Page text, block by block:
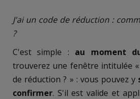
J'ai un code de réduction :
?
C'est simple : au moment
trouverez une fenêtre intitulée «
de réduction ? » : vous pouvez y
confirmer. S'il est valide et